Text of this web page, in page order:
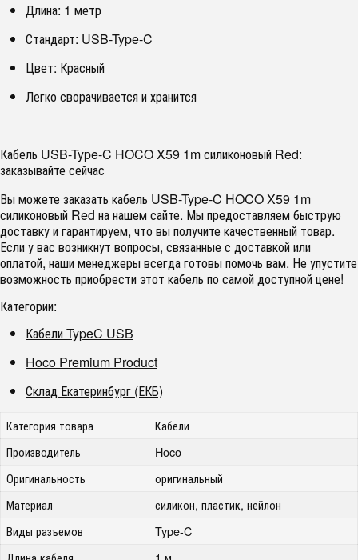
Длина: 1 метр
Стандарт: USB-Type-C
Цвет: Красный
Легко сворачивается и хранится
Кабель USB-Type-C HOCO X59 1m силиконовый Red:
заказывайте сейчас
Вы можете заказать кабель USB-Type-C HOCO X59 1m
силиконовый Red на нашем сайте. Мы предоставляем быструю
доставку и гарантируем, что вы получите качественный товар.
Если у вас возникнут вопросы, связанные с доставкой или
оплатой, наши менеджеры всегда готовы помочь вам. Не упустите
возможность приобрести этот кабель по самой доступной цене!
Категории:
Кабели TypeC USB
Hoco Premium Product
Склад Екатеринбург (ЕКБ)
Категория товара
Кабели
Производитель
Hoco
Оригинальность
оригинальный
Материал
силикон, пластик, нейлон
Виды разъемов
Type-C